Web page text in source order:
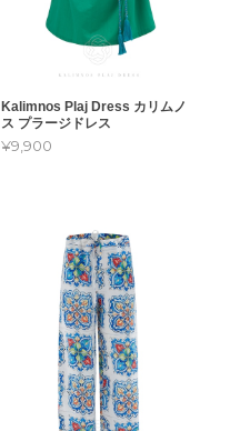
Kalimnos Plaj Dress カリムノ
ス プラージドレス
¥9,900